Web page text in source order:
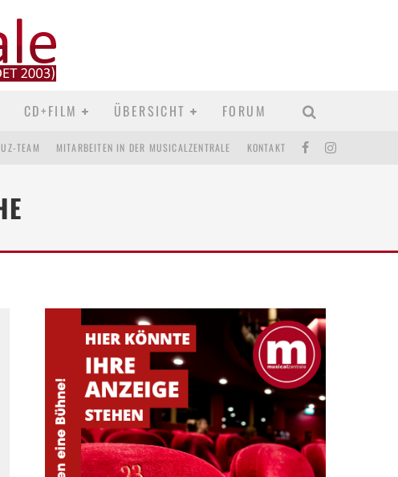
CD+FILM ÜBERSICHT FORUM
TEAM MITARBEITEN IN DER MUSICALZENTRALE KONTAKT